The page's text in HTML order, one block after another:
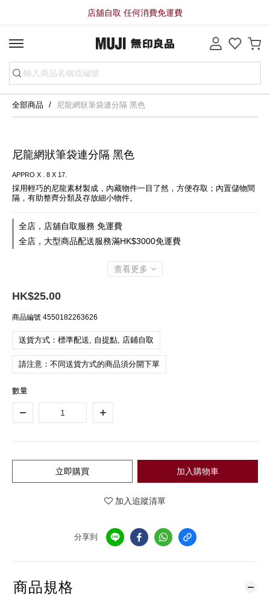
店舖自取 任何消費免運費
全部商品 尼龍網狀筆袋連分隔 黑色
尼龍網狀筆袋連分隔 黑色
APPRO X . 8 X 17.
採用輕巧的尼龍素材製成，內藏物件一目了然，方便存取；內置儲物間
隔，有助整齊分類及存放細小物件。
全店，店舖自取服務 免運費
全店，大型商品配送服務滿HK$3000免運費
查看更多
HK$25.00
商品編號 4550182263626
送貨方式：標準配送, 自提點, 店鋪自取
請注意：不同送貨方式的商品須分開下單
數量
加入購物車
立即購買
加入追蹤清單
分享到
商品規格